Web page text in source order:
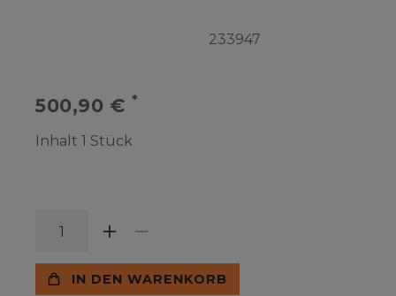
233947
500,90 € *
Inhalt 1 Stück
IN DEN WARENKORB